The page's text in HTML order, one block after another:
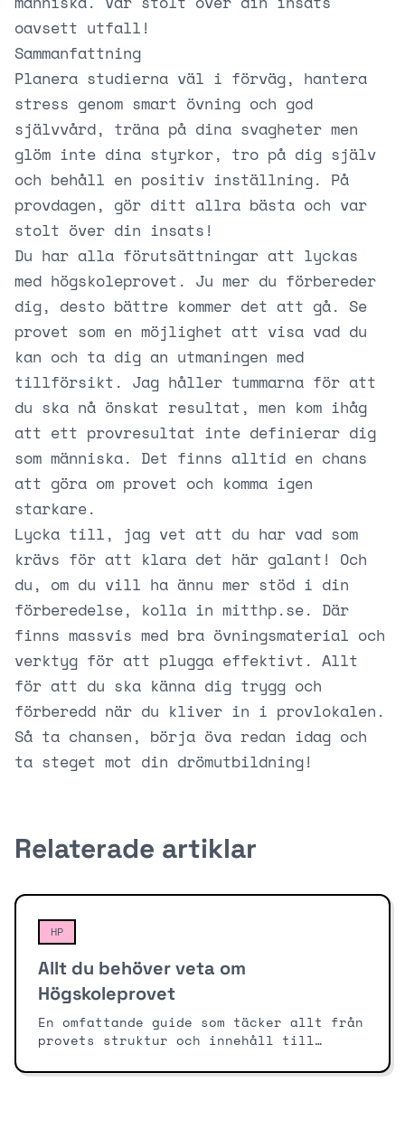
oavsett utfall!
Sammanfattning
Planera studierna väl i förväg, hantera
stress genom smart övning och god
självvård, träna på dina svagheter men
glöm inte dina styrkor, tro på dig själv
och behåll en positiv inställning. På
provdagen, gör ditt allra bästa och var
stolt över din insats!
Du har alla förutsättningar att lyckas
med högskoleprovet. Ju mer du förbereder
dig, desto bättre kommer det att gå. Se
provet som en möjlighet att visa vad du
kan och ta dig an utmaningen med
tillförsikt. Jag håller tummarna för att
du ska nå önskat resultat, men kom ihåg
att ett provresultat inte definierar dig
som människa. Det finns alltid en chans
att göra om provet och komma igen
starkare.
Lycka till, jag vet att du har vad som
krävs för att klara det här galant! Och
du, om du vill ha ännu mer stöd i din
förberedelse, kolla in mitthp.se. Där
finns massvis med bra övningsmaterial och
verktyg för att plugga effektivt. Allt
för att du ska känna dig trygg och
förberedd när du kliver in i provlokalen.
Så ta chansen, börja öva redan idag och
ta steget mot din drömutbildning!
Relaterade artiklar
HP
Allt du behöver veta om
Högskoleprovet
En omfattande guide som täcker allt från
provets struktur och innehåll till
provdagen. Här får du expertråd om hur